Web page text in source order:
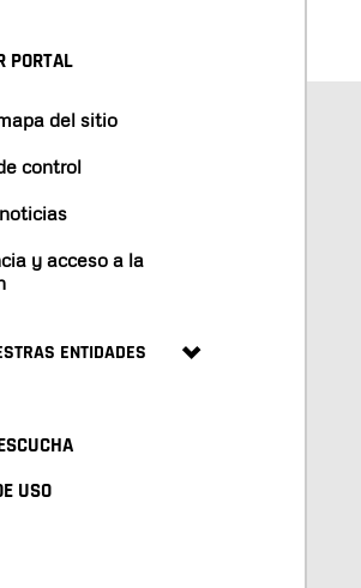
PORTAL
del sitio
control
y acceso a la
ENTIDADES
USO